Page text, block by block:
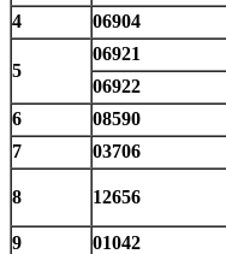
4
06904
5
06921
06922
6
08590
7
03706
8 12656
9
01042